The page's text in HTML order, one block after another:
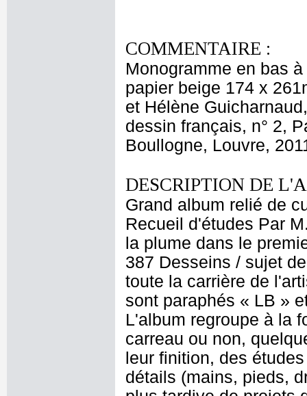
COMMENTAIRE :
Monogramme en bas
papier beige 174 x
et Hélène
dessin français, n° 2,
Boullogne, Louvre,
DESCRIPTION DE
Grand album relié de
Recueil d'études Par
la plume dans le
387 Desseins / sujet
toute la carrière de
sont paraphés « LB »
L'album regroupe à la
carreau ou non,
leur finition, des
détails (mains, pieds,